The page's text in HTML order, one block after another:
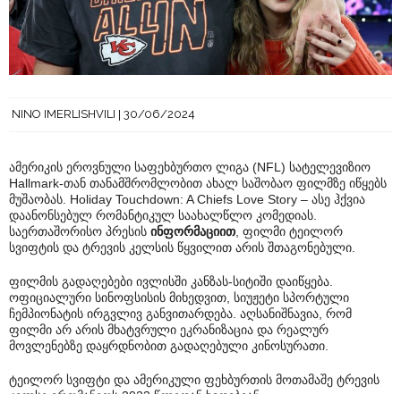
NINO IMERLISHVILI 30/06/2024
ამერიკის ეროვნული საფეხბურთო ლიგა (NFL) სატელევიზიო
Hallmark-თან თანამშრომლობით ახალ საშობაო ფილმზე იწყებს
მუშაობას. Holiday Touchdown: A Chiefs Love Story – ასე ჰქვია
დაანონსებულ რომანტიკულ საახალწლო კომედიას.
საერთაშორისო პრესის ინფორმაციით , ფილმი ტეილორ
სვიფტის და ტრევის კელსის წყვილით არის შთაგონებული.
ფილმის გადაღებები ივლისში კანზას-სიტიში დაიწყება.
ოფიციალური სინოფსისის მიხედვით, სიუჟეტი სპორტული
ჩემპიონატის ირგვლივ განვითარდება. აღსანიშნავია, რომ
ფილმი არ არის მხატვრული ეკრანიზაცია და რეალურ
მოვლენებზე დაყრდნობით გადაღებული კინოსურათი.
ტეილორ სვიფტი და ამერიკული ფეხბურთის მოთამაშე ტრევის